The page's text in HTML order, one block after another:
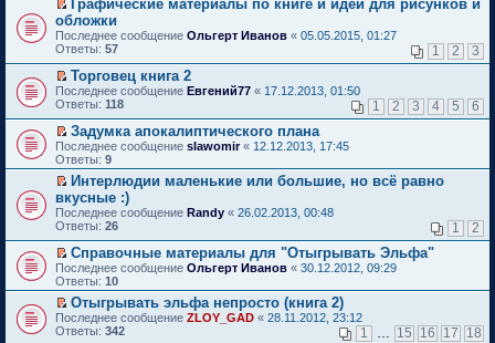
и
т
а
н
о
м
у
с
о
о
б
щ
е
н
и
ю
е
п
р
о
ч
и
т
а
н
о
м
у
с
о
о
б
щ
е
н
и
ю
е
р
в
о
м
у
н
е
р
о
ч
и
а
н
н
о
м
у
с
о
о
б
щ
е
т
и
к
п
е
р
в
о
м
у
н
е
п
р
о
ч
и
а
н
н
о
м
у
с
П
е
р
е
й
и
к
п
е
р
в
о
м
у
н
е
п
р
о
ч
и
т
а
н
Графические материалы по книге и идеи для рисунков и
обложки
Последнее сообщение Ольгерт Иванов « 05.05.2015, 01:27
Ответы: 57 1 2 3
П
е
е
й
т
и
п
е
р
в
о
м
у
н
е
п
р
о
Торговец книга 2
Последнее сообщение Евгений77 « 17.12.2013, 01:50
Ответы: 118 1 2 3 4 5 6
П
е
р
е
й
т
и
п
е
р
в
о
м
у
Задумка апокалиптического плана
Последнее сообщение slawomir« 12.12.2013, 17:45
Ответы: 9
П
е
р
е
й
т
и
к
п
е
р
в
Интерлюдии маленькие или большие, но всё равно
вкусные :)
Последнее сообщение Randy « 26.02.2013, 00:48
Ответы: 26 1 2
П
е
р
е
й
т
Справочные материалы для "Отыгрывать Эльфа"
Последнее сообщение Ольгерт Иванов « 30.12.2012, 09:29
Ответы: 10
П
е
Отыгрывать эльфа непросто (книга 2)
Последнее сообщение ZLOY_GAD « 28.11.2012, 23:12
Ответы: 342 1 15 16 17 18